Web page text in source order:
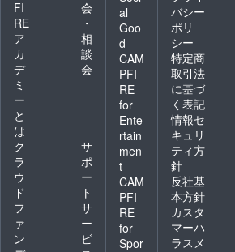
FI
RE
ア
カ
デ
ミ
ー
と
は
会
・
相
談
会
ク
ラ
ウ
ド
フ
ァ
ン
サ
ポ
ー
ト
サ
ー
ビ
al
Goo
d
CAM
PFI
RE
for
Ente
rtain
men
t
CAM
PFI
RE
for
Spor
バシー
ポリ
シー
特定商
取引法
に基づ
く表記
情報セ
キュリ
ティ方
針
反社基
本方針
カスタ
マーハ
ラスメ